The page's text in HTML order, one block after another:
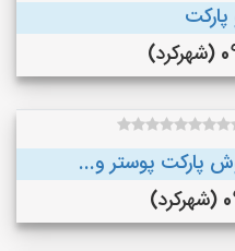
پارکت پوستر و...